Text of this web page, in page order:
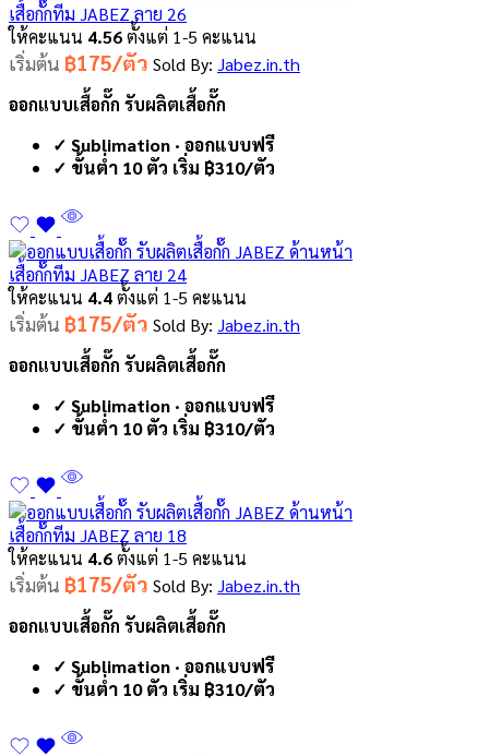
เสื้อกั๊กทีม JABEZ ลาย 26
ให้คะแนน 4.56ตั้งแต่ 1-5 คะแนน
เริ่มต้น ฿175/ตัว Sold By: Jabez.in.th
ออกแบบเสื้อกั๊ก รับผลิตเสื้อกั๊ก
✓ Sublimation · ออกแบบฟรี
✓ ขั้นต่ำ 10 ตัว เริ่ม ฿310/ตัว
เสื้อกั๊กทีม JABEZ ลาย 24
ให้คะแนน 4.4ตั้งแต่ 1-5 คะแนน
เริ่มต้น ฿175/ตัว Sold By: Jabez.in.th
ออกแบบเสื้อกั๊ก รับผลิตเสื้อกั๊ก
✓ Sublimation · ออกแบบฟรี
✓ ขั้นต่ำ 10 ตัว เริ่ม ฿310/ตัว
เสื้อกั๊กทีม JABEZ ลาย 18
ให้คะแนน 4.6ตั้งแต่ 1-5 คะแนน
เริ่มต้น ฿175/ตัว Sold By: Jabez.in.th
ออกแบบเสื้อกั๊ก รับผลิตเสื้อกั๊ก
✓ Sublimation · ออกแบบฟรี
✓ ขั้นต่ำ 10 ตัว เริ่ม ฿310/ตัว